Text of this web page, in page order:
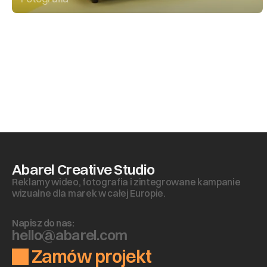
Abarel Creative Studio
Reklamy wideo, fotografia i zintegrowane kampanie
wizualne dla marek w całej Europie.
Napisz do nas:
hello@abarel.com
Zamów projekt